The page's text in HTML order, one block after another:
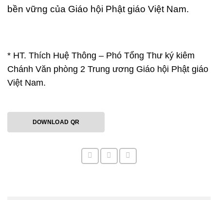
bền vững của Giáo hội Phật giáo Việt Nam.
* HT. Thích Huệ Thông – Phó Tổng Thư ký kiêm
Chánh Văn phòng 2 Trung ương Giáo hội Phật giáo
Việt Nam.
DOWNLOAD QR